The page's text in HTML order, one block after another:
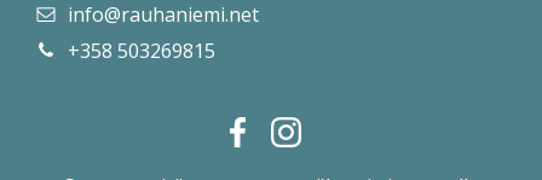
info@rauhaniemi.net
+358 503269815